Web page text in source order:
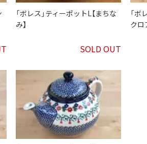
「ボレス」ティーポットL【まちな
み】
SOLD OUT
「ボ
クロ